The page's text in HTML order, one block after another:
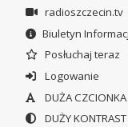
radioszczecin.tv
Biuletyn
Posłuchaj teraz
Logowanie
DUŻA CZCIONKA
DUŻY KONTRAST